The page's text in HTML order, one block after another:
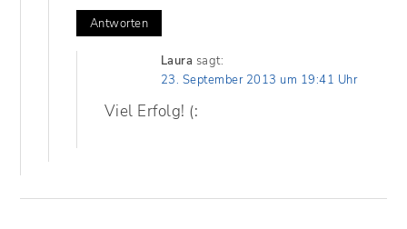
Antworten
Laura sagt:
23. September 2013 um 19:41 Uhr
Viel Erfolg! (: